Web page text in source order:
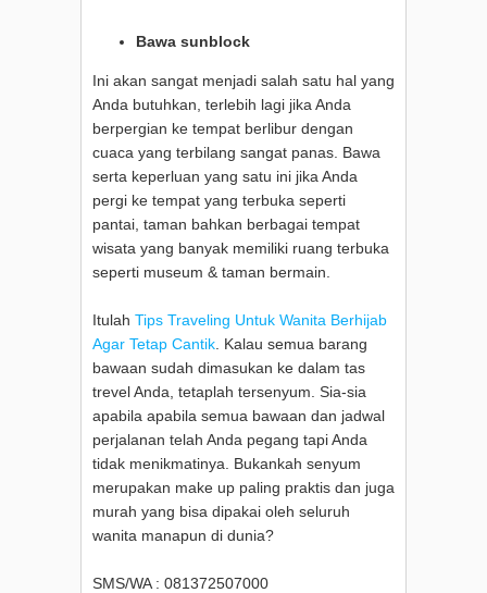
Bawa sunblock
Ini akan sangat menjadi salah satu hal yang
Anda butuhkan, terlebih lagi jika Anda
berpergian ke tempat berlibur dengan
cuaca yang terbilang sangat panas. Bawa
serta keperluan yang satu ini jika Anda
pergi ke tempat yang terbuka seperti
pantai, taman bahkan berbagai tempat
wisata yang banyak memiliki ruang terbuka
seperti museum & taman bermain.
Itulah Tips Traveling Untuk Wanita Berhijab
Agar Tetap Cantik . Kalau semua barang
bawaan sudah dimasukan ke dalam tas
trevel Anda, tetaplah tersenyum. Sia-sia
apabila apabila semua bawaan dan jadwal
perjalanan telah Anda pegang tapi Anda
tidak menikmatinya. Bukankah senyum
merupakan make up paling praktis dan juga
murah yang bisa dipakai oleh seluruh
wanita manapun di dunia?
SMS/WA : 081372507000